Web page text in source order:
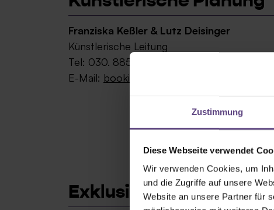
Zustimmung
Diese Webseite verwendet
Wir verwenden Cookies, um
und die Zugriffe auf unsere
Website an unsere Partner für
Franziska Keßler & Lutz Deisinger
Künstlerische Leitung
Tel: 030. 885 692 0
E-Mail: booking@tipi-am-kanzleramt.de
Exklusivvermietung